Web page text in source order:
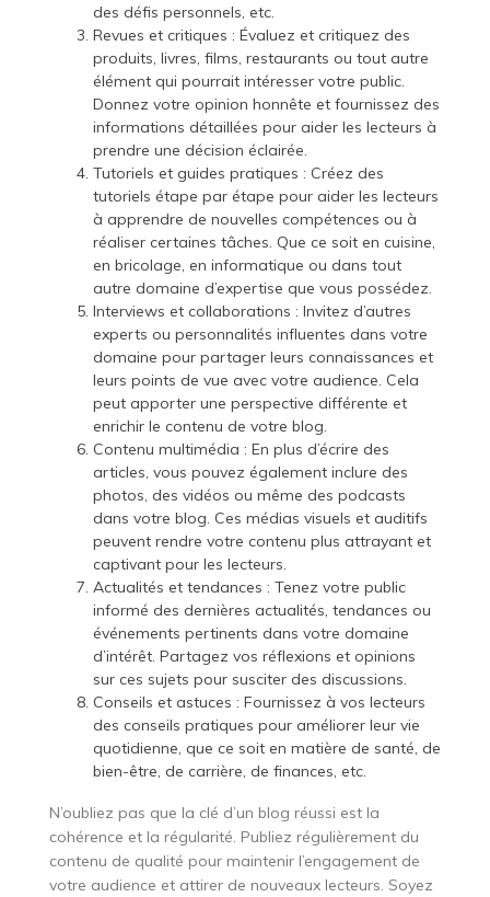
des défis personnels, etc.
Revues et critiques : Évaluez et critiquez des
produits, livres, films, restaurants ou tout autre
élément qui pourrait intéresser votre public.
Donnez votre opinion honnête et fournissez des
informations détaillées pour aider les lecteurs à
prendre une décision éclairée.
Tutoriels et guides pratiques : Créez des
tutoriels étape par étape pour aider les lecteurs
à apprendre de nouvelles compétences ou à
réaliser certaines tâches. Que ce soit en cuisine,
en bricolage, en informatique ou dans tout
autre domaine d’expertise que vous possédez.
Interviews et collaborations : Invitez d’autres
experts ou personnalités influentes dans votre
domaine pour partager leurs connaissances et
leurs points de vue avec votre audience. Cela
peut apporter une perspective différente et
enrichir le contenu de votre blog.
Contenu multimédia : En plus d’écrire des
articles, vous pouvez également inclure des
photos, des vidéos ou même des podcasts
dans votre blog. Ces médias visuels et auditifs
peuvent rendre votre contenu plus attrayant et
captivant pour les lecteurs.
Actualités et tendances : Tenez votre public
informé des dernières actualités, tendances ou
événements pertinents dans votre domaine
d’intérêt. Partagez vos réflexions et opinions
sur ces sujets pour susciter des discussions.
Conseils et astuces : Fournissez à vos lecteurs
des conseils pratiques pour améliorer leur vie
quotidienne, que ce soit en matière de santé, de
bien-être, de carrière, de finances, etc.
N’oubliez pas que la clé d’un blog réussi est la
cohérence et la régularité. Publiez régulièrement du
contenu de qualité pour maintenir l’engagement de
votre audience et attirer de nouveaux lecteurs. Soyez